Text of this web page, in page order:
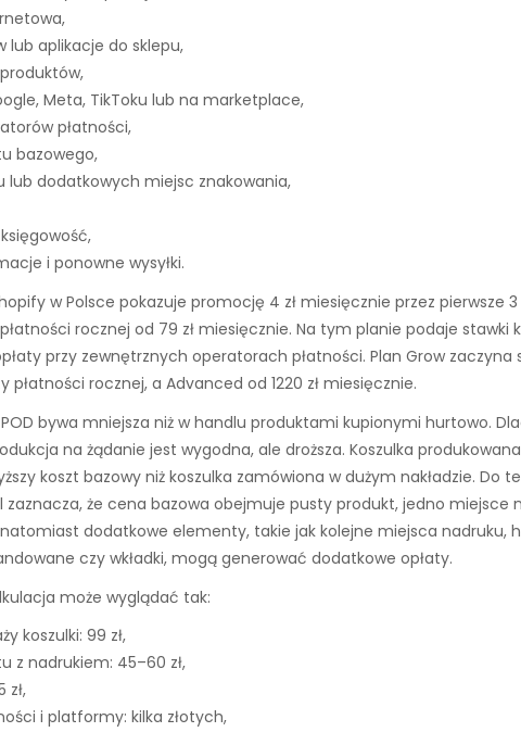
lub aplikacje do sklepu,
Meta, TikToku lub na marketplace,
płatności,
bazowego,
lub dodatkowych miejsc znakowania,
i ponowne wysyłki.
w Polsce pokazuje promocję 4 zł miesięcznie przez pierwsze
rocznej od 79 zł miesięcznie. Na tym planie podaje stawki
przy zewnętrznych operatorach płatności. Plan Grow zaczyna
płatności rocznej, a Advanced od 1220 zł miesięcznie.
bywa mniejsza niż w handlu produktami kupionymi hurtowo.
na żądanie jest wygodna, ale droższa. Koszulka
koszt bazowy niż koszulka zamówiona w dużym nakładzie. Do
zaznacza, że cena bazowa obejmuje pusty produkt, jedno miejsce
dodatkowe elementy, takie jak kolejne miejsca nadruku,
czy wkładki, mogą generować dodatkowe opłaty.
może wyglądać tak:
koszulki: 99 zł,
z nadrukiem: 45–60 zł,
zł,
i platformy: kilka złotych,